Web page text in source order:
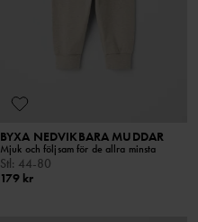
BYXA NEDVIKBARA MUDDAR
Mjuk och följsam för de allra minsta
Stl: 44-80
179 kr